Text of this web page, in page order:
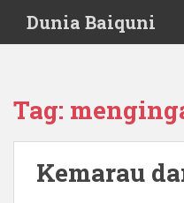
i
Dunia Baiquni
Tag:
Kemarau